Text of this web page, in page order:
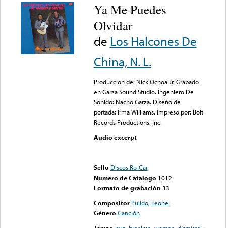
Ya Me Puedes
Olvidar
de Los Halcones De
China, N. L.
Produccion de: Nick Ochoa Jr. Grabado
en Garza Sound Studio. Ingeniero De
Sonido: Nacho Garza. Diseño de
portada: Irma Williams. Impreso por: Bolt
Records Productions, Inc.
Audio excerpt
Sello Discos Ro-Car
Numero de Catalogo 1012
Formato de grabación 33
Compositor Pulido, Leonel
Género Canción